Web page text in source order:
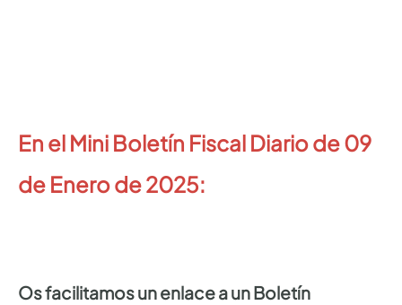
En el Mini Boletín Fiscal Diario de 09
de Enero de 2025:
Os facilitamos un enlace a un Boletín